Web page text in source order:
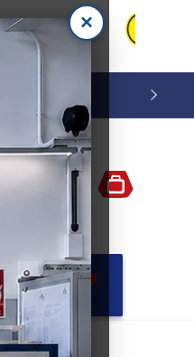
🔭
Iniciar
sesión
Carrito
×